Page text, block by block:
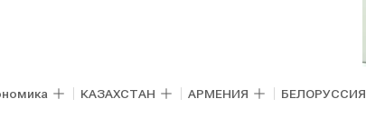
КАЗАХСТАН АРМЕНИЯ БЕЛОРУССИЯ